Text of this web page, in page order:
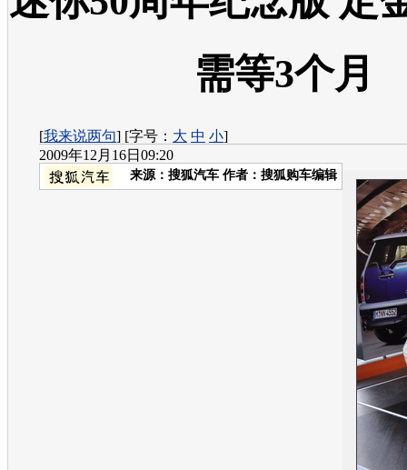
需等3个月
[我来说两句] [字号： 大 中 小]
2009年12月16日09:20
来源： 搜狐汽车 作者：搜狐购车编辑